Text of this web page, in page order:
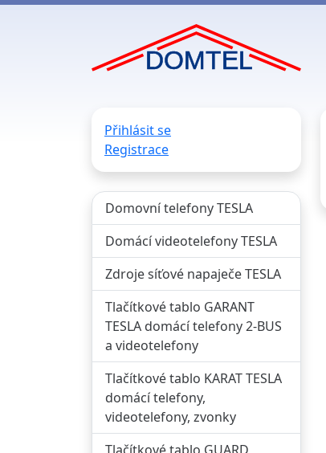
Přihlásit se
Registrace
Domovní telefony TESLA
Domácí videotelefony TESLA
Zdroje síťové napaječe TESLA
Tlačítkové tablo GARANT
TESLA domácí telefony 2-BUS
a videotelefony
Tlačítkové tablo KARAT TESLA
domácí telefony,
videotelefony, zvonky